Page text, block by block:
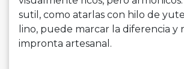
sutil, como atarlas con hilo de
lino, puede marcar la diferencia y
impronta artesanal.